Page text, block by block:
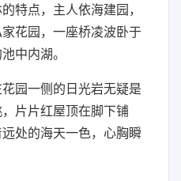
特点，主人依海建园，
花园，一座桥凌波卧于
中内湖。
园一侧的日光岩无疑是
片片红屋顶在脚下铺
处的海天一色，心胸瞬